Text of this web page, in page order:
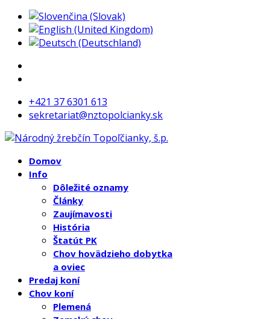
+421 37 6301 613
sekretariat@nztopolcianky.sk
Domov
Info
Dôležité oznamy
Články
Zaujímavosti
História
Štatút PK
Chov hovädzieho dobytka
a oviec
Predaj koní
Chov koní
Plemená